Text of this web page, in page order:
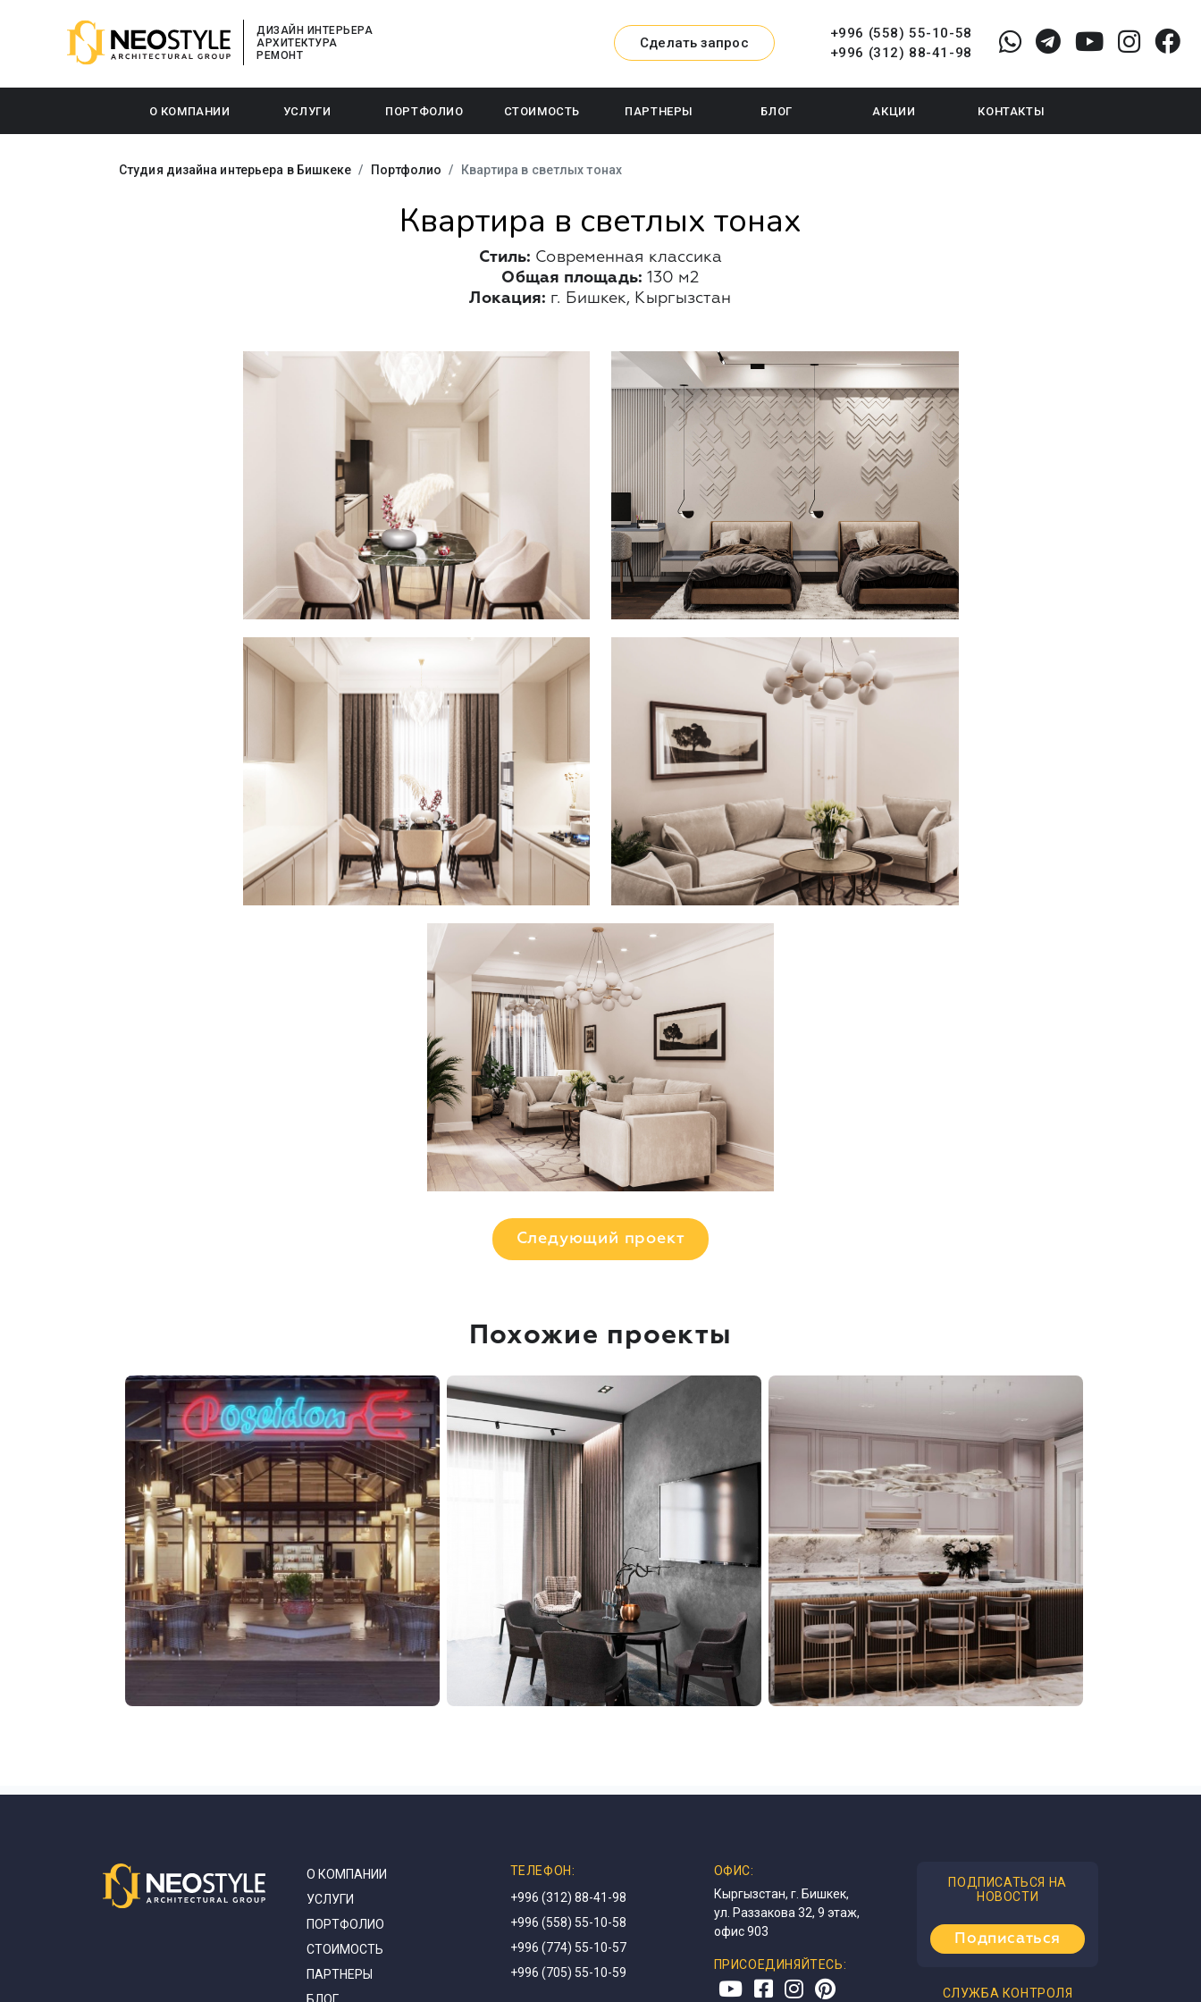
ДИЗАЙН ИНТЕРЬЕРА
АРХИТЕКТУРА
РЕМОНТ
Сделать запрос
+996 (558) 55-10-58
+996 (312) 88-41-98
О КОМПАНИИ УСЛУГИ ПОРТФОЛИО СТОИМОСТЬ ПАРТНЕРЫ БЛОГ АКЦИИ КОНТАКТЫ
Студия дизайна интерьера в Бишкеке Портфолио Квартира в светлых тонах
Квартира в светлых тонах
Стиль: Современная классика
Общая площадь: 130 м2
Локация: г. Бишкек, Кыргызстан
Следующий проект
Похожие проекты
О КОМПАНИИ
УСЛУГИ
ПОРТФОЛИО
СТОИМОСТЬ
ПАРТНЕРЫ
ТЕЛЕФОН:
+996 (312) 88-41-98
+996 (558) 55-10-58
+996 (774) 55-10-57
+996 (705) 55-10-59
ОФИС:
Кыргызстан, г. Бишкек,
ул. Раззакова 32, 9 этаж,
офис 903
ПРИСОЕДИНЯЙТЕСЬ:
ПОДПИСАТЬСЯ НА
НОВОСТИ
Подписаться
СЛУЖБА КОНТРОЛЯ